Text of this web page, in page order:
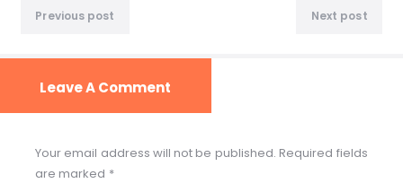
Previous post Next post
Leave A Comment
Your email address will not be published. Required fields
are marked *